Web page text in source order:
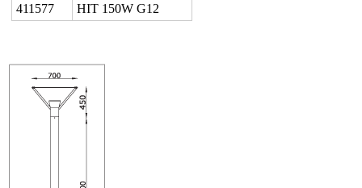
411577
HIT 150W G12